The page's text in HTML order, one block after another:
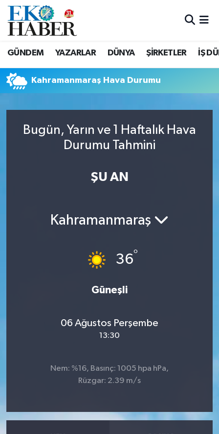
GÜNDEM YAZARLAR DÜNYA ŞİRKETLER İŞ
Kahramanmaraş Hava Durumu
Bugün, Yarın ve 1 Haftalık Hava
Durumu Tahmini
ŞU AN
Kahramanmaraş
36°
Güneşli
06 Ağustos Perşembe
13:30
Nem: %16, Basınç: 1005 hpa hPa,
Rüzgar: 2.39 m/s
Hava Durumu
Süper Lig Puan Durumu ve Fikstür
Tüm Manşetler
Son Dakika Haberleri